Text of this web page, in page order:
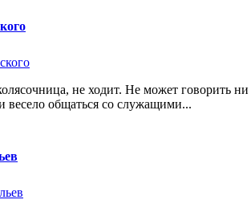
не ходит. Не может говорить
весело общаться со служащими...